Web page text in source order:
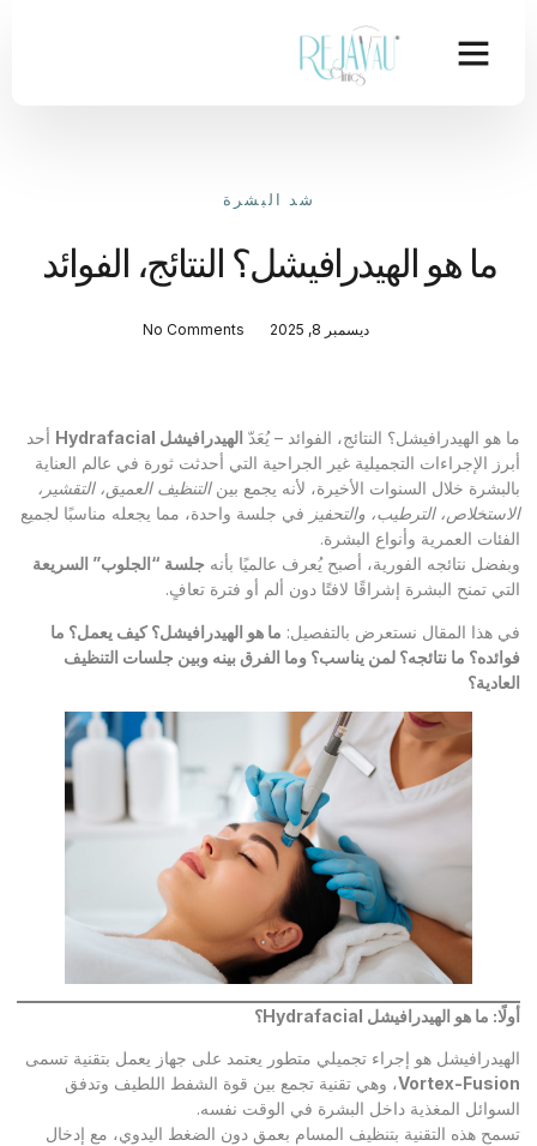
شد البشرة
ما هو الهيدرافيشل؟ النتائج، الفوائد
ديسمبر 8, 2025 No Comments
ما هو الهيدرافيشل؟ النتائج، الفوائد – يُعَدّ الهيدرافيشل
أحد
أبرز الإجراءات التجميلية غير الجراحية التي أحدثت ثورة في عالم العناية
بالبشرة خلال السنوات الأخيرة، لأنه يجمع بينالتنظيف العميق، التقشير،
الاستخلاص، الترطيب، والتحفيز في جلسة واحدة، مما يجعله مناسبًا لجميع
الفئات العمرية وأنواع البشرة.
وبفضل نتائجه الفورية، أصبح يُعرف عالميًا بأنه جلسة “الجلوب” السريعة
التي تمنح البشرة إشراقًا لافتًا دون ألم أو فترة تعافٍ.
في هذا المقال نستعرض بالتفصيل: ما هو الهيدرافيشل؟ كيف يعمل؟ ما
فوائده؟ ما نتائجه؟ لمن يناسب؟ وما الفرق بينه وبين جلسات التنظيف
العادية؟
أولًا: ما هو الهيدرافيشل ؟
الهيدرافيشل هو إجراء تجميلي متطور يعتمد على جهاز يعمل بتقنية تسمى
Vortex-Fusion، وهي تقنية تجمع بين قوة الشفط اللطيف وتدفق
السوائل المغذية داخل البشرة في الوقت نفسه.
تسمح هذه التقنية بتنظيف المسام بعمق دون الضغط اليدوي، مع إدخال